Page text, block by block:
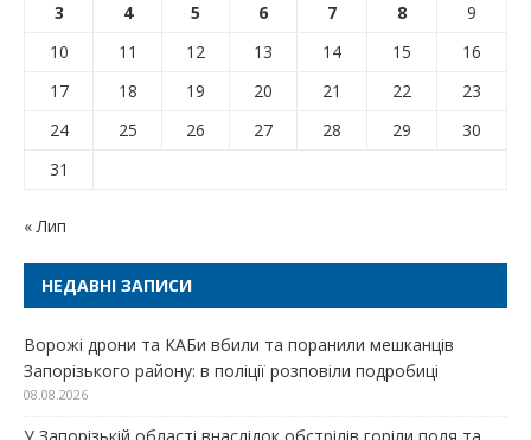
3
4 5 6 7 8
9
10
11 12 13 14 15
16
17
18 19 20 21 22
23
24
25 26 27 28 29
30
31
« Лип
НЕДАВНІ ЗАПИСИ
Ворожі дрони та КАБи вбили та поранили мешканців
Запорізького району: в поліції розповіли подробиці
08.08.2026